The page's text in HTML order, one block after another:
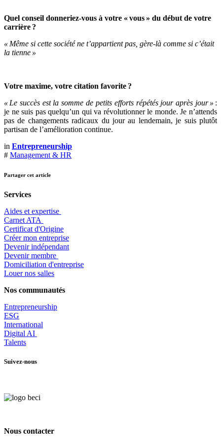
Quel conseil donneriez-vous à votre « vous » du début de votre
carrière ?
« Même si cette société ne t’appartient pas, gère-là comme si c’était
la tienne »
Votre maxime, votre citation favorite ?
« Le succès est la somme de petits efforts répétés jour après jour» :
je ne suis pas quelqu’un qui va révolutionner le monde. Je n’attends
pas de changements radicaux du jour au lendemain, je suis plutôt
partisan de l’amélioration continue.
in Entrepreneurship
# Management & HR
Partager cet article
Services
Aides et expertise
​Carnet ATA
Certificat d'Origine
Créer mon entreprise
Devenir indépendant
Devenir membre
​Domiciliation d'entreprise
Louer nos salles
Nos communautés
Entrepreneurship
ESG
International
Digital AI
Talents
Suivez-nous
Nous contacter